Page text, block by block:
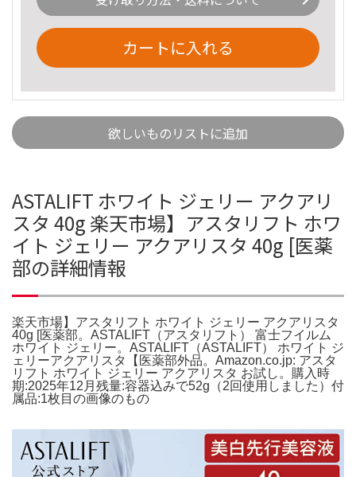
カートに入れる
欲しいものリストに追加
ASTALIFT ホワイト ジェリー アクアリ
スタ 40g 楽天市場】アスタリフト ホワ
イト ジェリー アクアリスタ 40g [医薬
部の詳細情報
楽天市場】アスタリフト ホワイト ジェリー アクアリスタ
40g [医薬部。ASTALIFT（アスタリフト） 富士フイルム
ホワイト ジェリー。ASTALIFT（ASTALIFT） ホワイト ジ
ェリーアクアリスタ【医薬部外品。Amazon.co.jp: アスタ
リフト ホワイト ジェリー アクアリスタ お試し。購入時
期:2025年12月残量:容器込みで52g（2回使用しました）付
属品:1枚目の画像のもの